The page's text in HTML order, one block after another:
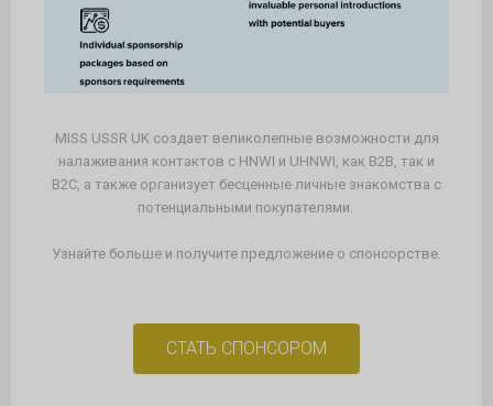
MISS USSR UK создает великолепные возможности для
налаживания контактов с HNWI и UHNWI, как B2B, так и
B2C, а также организует бесценные личные знакомства с
потенциальными покупателями.
Узнайте больше и получите предложение о спонсорстве.
СТАТЬ СПОНСОРОМ